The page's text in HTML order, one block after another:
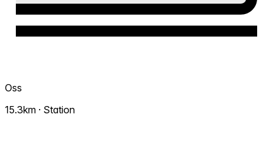
Oss
15.3km · Station